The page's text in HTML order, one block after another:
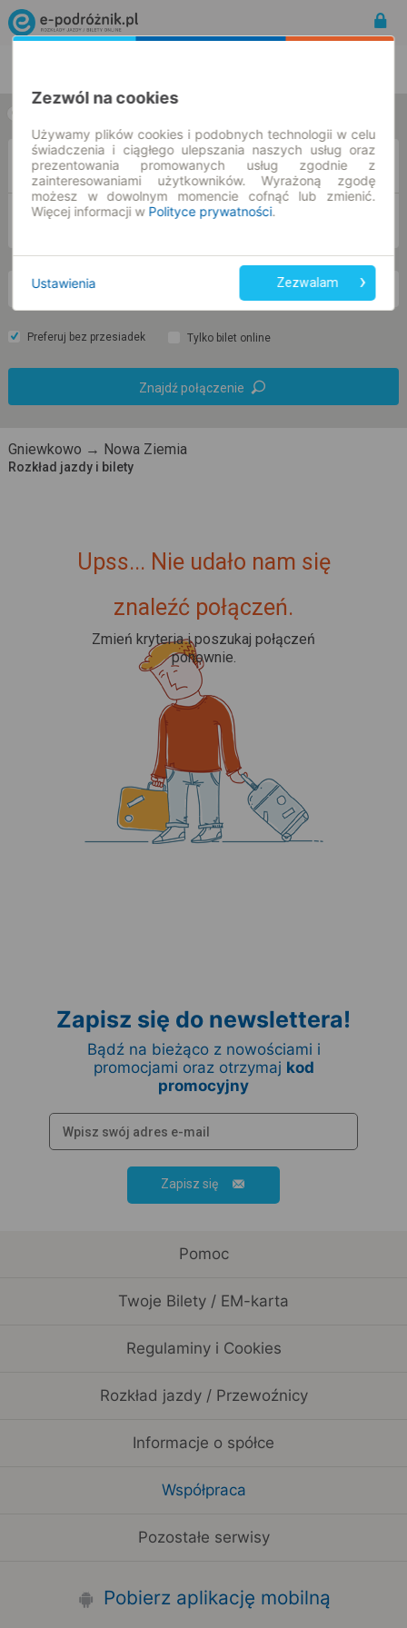
Z
DO
wt. 11 sie.
Preferuj bez przesiadek Tylko bilet online
Znajdź połączenie
Gniewkowo → Nowa Ziemia
Rozkład jazdy i bilety
Upss... Nie udało nam się
znaleźć połączeń.
Zmień kryteria i poszukaj połączeń
ponownie.
Zapisz się do newslettera!
Bądź na bieżąco z nowościami i
promocjami oraz otrzymaj kod
promocyjny
Zapisz się
Pomoc
Twoje Bilety / EM-karta
Regulaminy i Cookies
Rozkład jazdy / Przewoźnicy
Informacje o spółce
Współpraca
Pozostałe serwisy
Pobierz aplikację mobilną
Zezwól na cookies
Używamy plików cookies i podobnych technologii w celu
świadczenia i ciągłego ulepszania naszych usług oraz
prezentowania promowanych usług zgodnie z
zainteresowaniami użytkowników. Wyrażoną zgodę
możesz w dowolnym momencie cofnąć lub zmienić.
Więcej informacji w Polityce prywatności.
Ustawienia Zezwalam